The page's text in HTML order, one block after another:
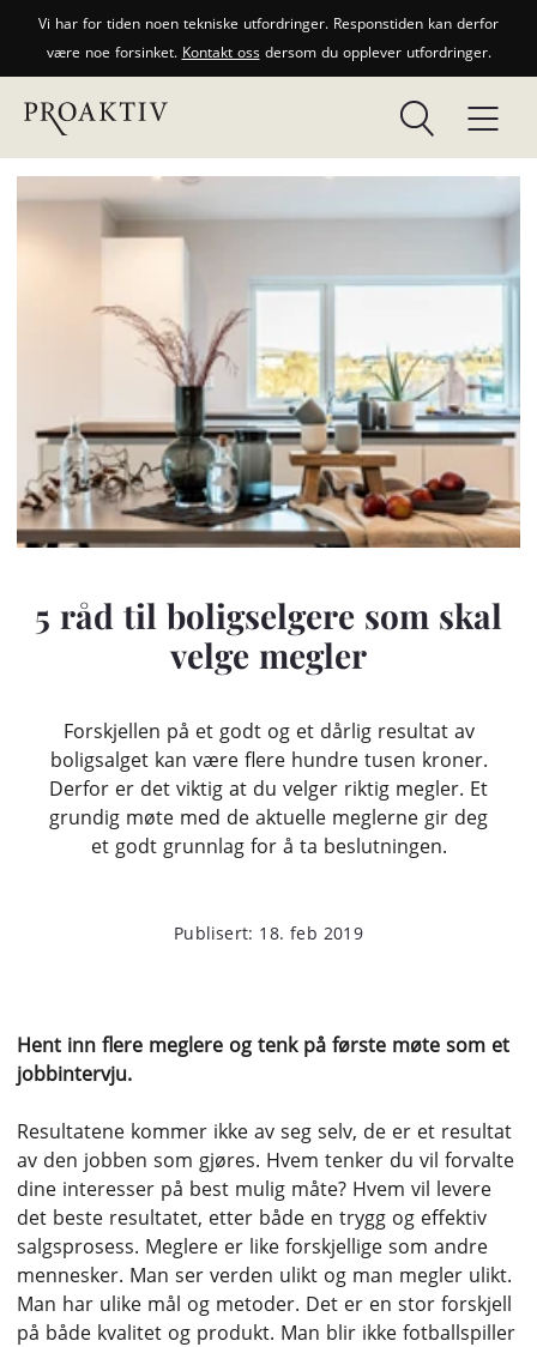
Vi har for tiden noen tekniske utfordringer. Responstiden kan derfor
være noe forsinket. Kontakt ossdersom du opplever utfordringer.
5 råd til boligselgere som skal
velge megler
Forskjellen på et godt og et dårlig resultat av
boligsalget kan være flere hundre tusen kroner.
Derfor er det viktig at du velger riktig megler. Et
grundig møte med de aktuelle meglerne gir deg
et godt grunnlag for å ta beslutningen.
Publisert: 18. feb 2019
Hent inn flere meglere og tenk på første møte som et
jobbintervju.
Resultatene kommer ikke av seg selv, de er et resultat
av den jobben som gjøres. Hvem tenker du vil forvalte
dine interesser på best mulig måte? Hvem vil levere
det beste resultatet, etter både en trygg og effektiv
salgsprosess. Meglere er like forskjellige som andre
mennesker. Man ser verden ulikt og man megler ulikt.
Man har ulike mål og metoder. Det er en stor forskjell
på både kvalitet og produkt. Man blir ikke fotballspiller